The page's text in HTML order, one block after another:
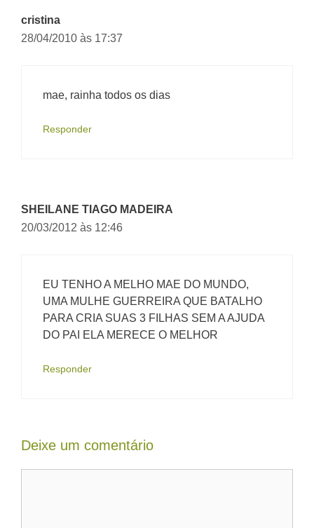
cristina
28/04/2010 às 17:37
mae, rainha todos os dias
Responder
SHEILANE TIAGO MADEIRA
20/03/2012 às 12:46
EU TENHO A MELHO MAE DO MUNDO,
UMA MULHE GUERREIRA QUE BATALHO
PARA CRIA SUAS 3 FILHAS SEM A AJUDA
DO PAI ELA MERECE O MELHOR
Responder
Deixe um comentário